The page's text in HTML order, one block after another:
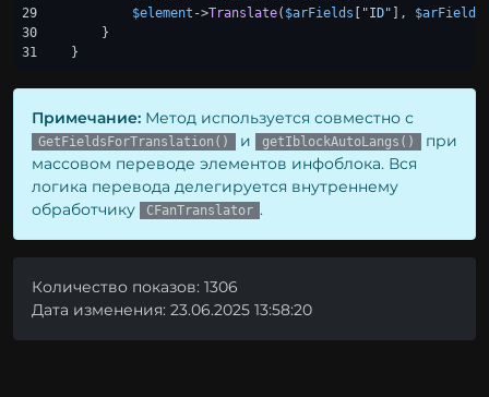
29
30
$element ->Translate( $arFields "ID" ], $arFields
    }
}
Примечание: Метод используется совместно с
GetFieldsForTranslation() и getIblockAutoLangs()
при
массовом переводе элементов инфоблока. Вся
логика перевода делегируется внутреннему
обработчику
CFanTranslator .
Количество показов: 1306
Дата изменения: 23.06.2025 13:58:20